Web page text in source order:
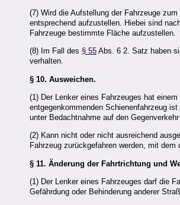
(7) Wird die Aufstellung der Fahrzeuge
entsprechend aufzustellen. Hiebei sind
Fahrzeuge bestimmte Fläche aufzustellen.
(8) Im Fall des § 55 Abs. 6 2. Satz haben
verhalten.
§ 10. Ausweichen.
(1) Der Lenker eines Fahrzeuges hat
entgegenkommenden Schienenfahrzeug
unter Bedachtnahme auf den
(2) Kann nicht oder nicht ausreichend
Fahrzeug zurückgefahren werden, mit
§ 11. Änderung der Fahrtrichtung und
(1) Der Lenker eines Fahrzeuges darf die
Gefährdung oder Behinderung anderer